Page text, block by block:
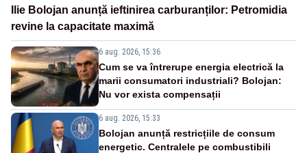
Ilie Bolojan anunță ieftinirea carburanților: Petromidia
revine la capacitate maximă
6 aug. 2026, 15:36
Cum se va întrerupe energia electrică la
marii consumatori industriali? Bolojan:
Nu vor exista compensații
6 aug. 2026, 15:33
Bolojan anunță restricțiile de consum
energetic. Centralele pe combustibili